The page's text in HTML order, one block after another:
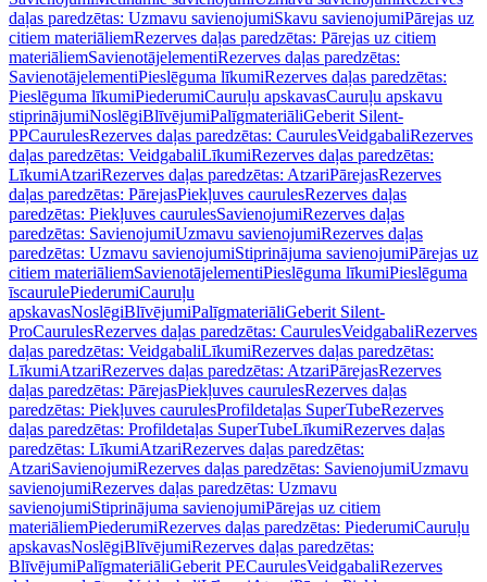
daļas paredzētas: Uzmavu savienojumiSkavu savienojumiPārejas uz
citiem materiāliemRezerves daļas paredzētas: Pārejas uz citiem
materiāliemSavienotājelementiRezerves daļas paredzētas:
SavienotājelementiPieslēguma līkumiRezerves daļas paredzētas:
Pieslēguma līkumiPiederumiCauruļu apskavasCauruļu apskavu
stiprinājumiNoslēgiBlīvējumiPalīgmateriāliGeberit Silent-
PPCaurulesRezerves daļas paredzētas: CaurulesVeidgabaliRezerves
daļas paredzētas: VeidgabaliLīkumiRezerves daļas paredzētas:
LīkumiAtzariRezerves daļas paredzētas: AtzariPārejasRezerves
daļas paredzētas: PārejasPiekļuves caurulesRezerves daļas
paredzētas: Piekļuves caurulesSavienojumiRezerves daļas
paredzētas: SavienojumiUzmavu savienojumiRezerves daļas
paredzētas: Uzmavu savienojumiStiprinājuma savienojumiPārejas uz
citiem materiāliemSavienotājelementiPieslēguma līkumiPieslēguma
īscaurulePiederumiCauruļu
apskavasNoslēgiBlīvējumiPalīgmateriāliGeberit Silent-
ProCaurulesRezerves daļas paredzētas: CaurulesVeidgabaliRezerves
daļas paredzētas: VeidgabaliLīkumiRezerves daļas paredzētas:
LīkumiAtzariRezerves daļas paredzētas: AtzariPārejasRezerves
daļas paredzētas: PārejasPiekļuves caurulesRezerves daļas
paredzētas: Piekļuves caurulesProfildetaļas SuperTubeRezerves
daļas paredzētas: Profildetaļas SuperTubeLīkumiRezerves daļas
paredzētas: LīkumiAtzariRezerves daļas paredzētas:
AtzariSavienojumiRezerves daļas paredzētas: SavienojumiUzmavu
savienojumiRezerves daļas paredzētas: Uzmavu
savienojumiStiprinājuma savienojumiPārejas uz citiem
materiāliemPiederumiRezerves daļas paredzētas: PiederumiCauruļu
apskavasNoslēgiBlīvējumiRezerves daļas paredzētas:
BlīvējumiPalīgmateriāliGeberit PECaurulesVeidgabaliRezerves